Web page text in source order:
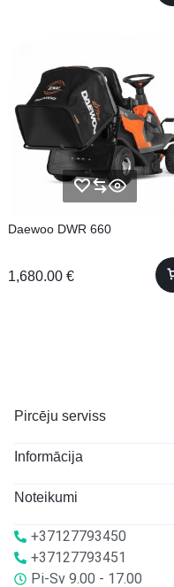
Daewoo DWR 660
1,680.00 €
Pircēju serviss
Informācija
Noteikumi
+37127793450
+37127793451
Pi-Sv 9.00 - 17.00